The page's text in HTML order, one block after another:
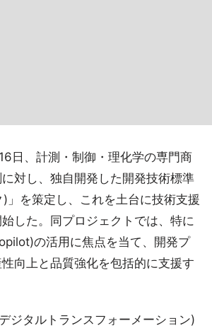
日、計測・制御・理化学の専門商
対し、独自開発した開発技術標準
)」を策定し、これを土台に技術支援
した。同プロジェクトでは、特に
の活用に焦点を当て、開発プ
向上と品質強化を包括的に支援す
ジタルトランスフォーメーション)